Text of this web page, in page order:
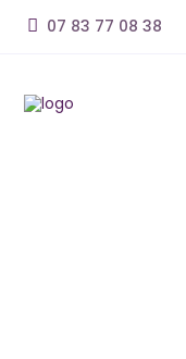
07 83 77 08 38